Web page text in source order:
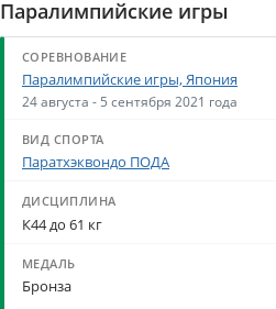
Паралимпийские игры
Паралимпийские игры, Япония
24 августа - 5 сентября 2021 года
Паратхэквондо ПОДА
К44 до 61 кг
Бронза